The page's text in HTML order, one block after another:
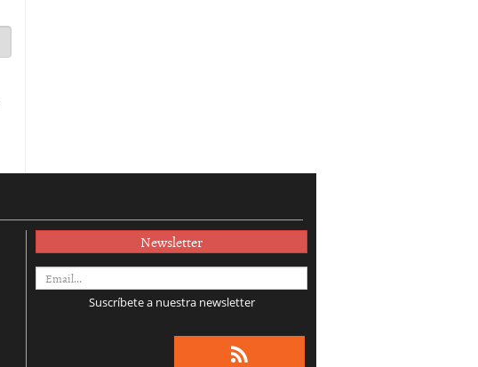
Newsletter
Suscríbete a nuestra newsletter